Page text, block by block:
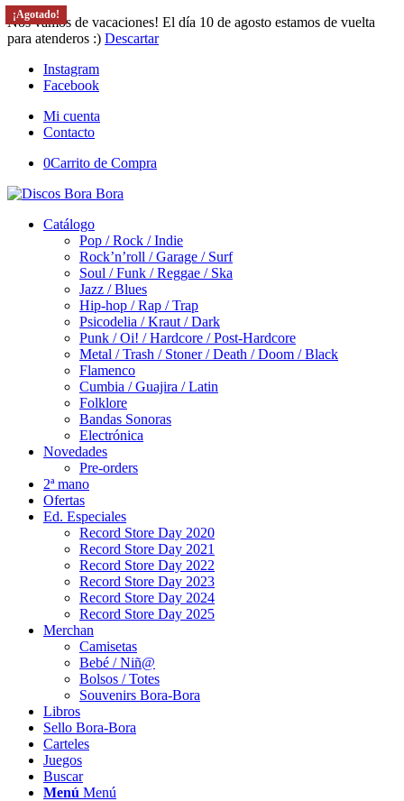
Nos vamos de vacaciones! El día 10 de agosto estamos de vuelta
para atenderos :) Descartar
Instagram
Facebook
Mi cuenta
Contacto
0Carrito de Compra
Catálogo
Pop / Rock / Indie
Rock’n’roll / Garage / Surf
Soul / Funk / Reggae / Ska
Jazz / Blues
Hip-hop / Rap / Trap
Psicodelia / Kraut / Dark
Punk / Oi! / Hardcore / Post-Hardcore
Metal / Trash / Stoner / Death / Doom / Black
Flamenco
Cumbia / Guajira / Latin
Folklore
Bandas Sonoras
Electrónica
Novedades
Pre-orders
2ª mano
Ofertas
Ed. Especiales
Record Store Day 2020
Record Store Day 2021
Record Store Day 2022
Record Store Day 2023
Record Store Day 2024
Record Store Day 2025
Merchan
Camisetas
Bebé / Niñ@
Bolsos / Totes
Souvenirs Bora-Bora
Libros
Sello Bora-Bora
Carteles
Juegos
Buscar
Menú Menú
¡Agotado!
¡Agotado!
¡Agotado!
¡Agotado!